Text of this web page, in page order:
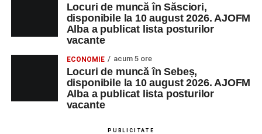
Locuri de muncă în Săsciori,
disponibile la 10 august 2026. AJOFM
Alba a publicat lista posturilor
vacante
ECONOMIE acum 5 ore
Locuri de muncă în Sebeș,
disponibile la 10 august 2026. AJOFM
Alba a publicat lista posturilor
vacante
PUBLICITATE